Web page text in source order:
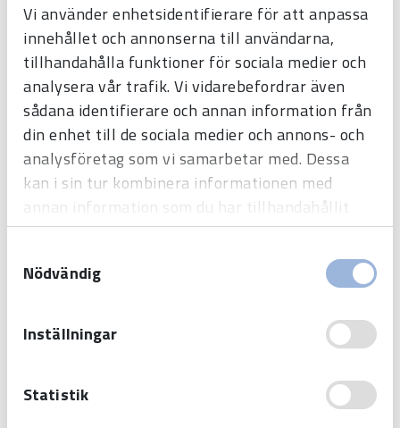
Vi använder enhetsidentifierare för att anpassa
innehållet och annonserna till användarna,
tillhandahålla funktioner för sociala medier och
analysera vår trafik. Vi vidarebefordrar även
sådana identifierare och annan information från
din enhet till de sociala medier och annons- och
analysföretag som vi samarbetar med. Dessa
kan i sin tur kombinera informationen med
annan information som du har tillhandahållit
eller som de har samlat in när du har använt
Nödvändig
Inställningar
Statistik
Produkter
Tid
Sport
Sjukhus